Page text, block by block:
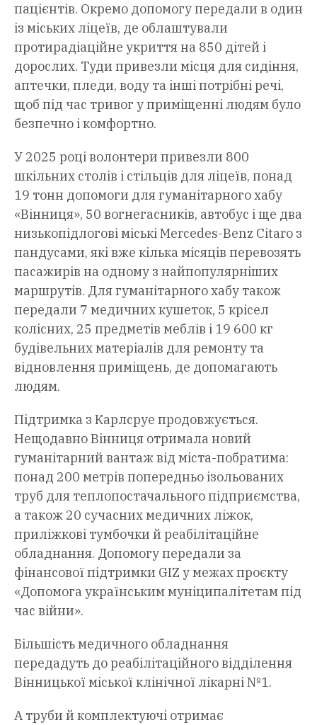
пацієнтів. Окремо допомогу передали в один
із міських ліцеїв, де облаштували
протирадіаційне укриття на 850 дітей і
дорослих. Туди привезли місця для сидіння,
аптечки, пледи, воду та інші потрібні речі,
щоб під час тривог у приміщенні людям було
безпечно і комфортно.
У 2025 році волонтери привезли 800
шкільних столів і стільців для ліцеїв, понад
19 тонн допомоги для гуманітарного хабу
«Вінниця», 50 вогнегасників, автобус і ще два
низькопідлогові міські Mercedes-Benz Citaro з
пандусами, які вже кілька місяців перевозять
пасажирів на одному з найпопулярніших
маршрутів. Для гуманітарного хабу також
передали 7 медичних кушеток, 5 крісел
колісних, 25 предметів меблів і 19 600 кг
будівельних матеріалів для ремонту та
відновлення приміщень, де допомагають
людям.
Підтримка з Карлсруе продовжується.
Нещодавно Вінниця отримала новий
гуманітарний вантаж від міста-побратима:
понад 200 метрів попередньо ізольованих
труб для теплопостачального підприємства,
а також 20 сучасних медичних ліжок,
приліжкові тумбочки й реабілітаційне
обладнання. Допомогу передали за
фінансової підтримки GIZ у межах проєкту
«Допомога українським муніципалітетам під
час війни».
Більшість медичного обладнання
передадуть до реабілітаційного відділення
Вінницької міської клінічної лікарні №1.
А труби й комплектуючі отримає